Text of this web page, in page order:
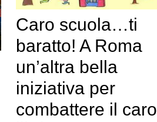
Caro scuola…ti
baratto! A Roma
un’altra bella
iniziativa per
combattere il caro